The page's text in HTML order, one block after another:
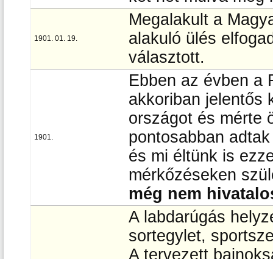
1901. 01. 19.
Megalakult a
alakuló ülés
választott.
1901.
Ebben az évben a
akkoriban jelentős
országot és mérte
pontosabban
és mi éltünk is
mérkőzéseken
még nem
A labdarúgás
sortegylet,
A tervezett